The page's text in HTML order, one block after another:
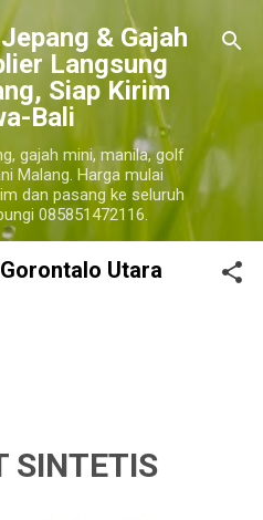
konten utama& Gajah
Langsung
Siap Kirim
Bali
gajah mini, manila, golf
Malang. Harga mulai
dan pasang ke seluruh
085851472116.
Utara
SINTETIS